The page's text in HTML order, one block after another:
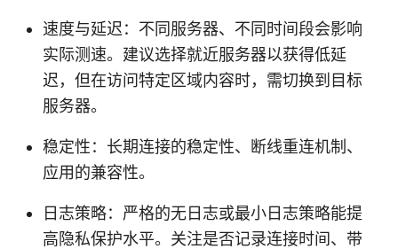
速度与延迟：不同服务器、不同时间段会影响
实际测速。建议选择就近服务器以获得低延
迟，但在访问特定区域内容时，需切换到目标
服务器。
稳定性：长期连接的稳定性、断线重连机制、
应用的兼容性。
日志策略：严格的无日志或最小日志策略能提
高隐私保护水平。关注是否记录连接时间、带